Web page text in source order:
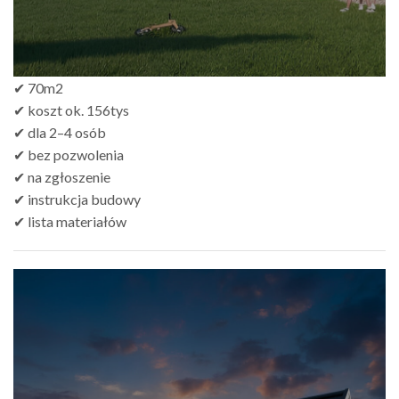
✔ 70m2
✔ koszt ok. 156tys
✔ dla 2–4 osób
✔ bez pozwolenia
✔ na zgłoszenie
✔ instrukcja budowy
✔ lista materiałów